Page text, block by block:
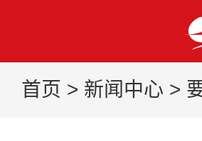
首页 > 新闻中心 >